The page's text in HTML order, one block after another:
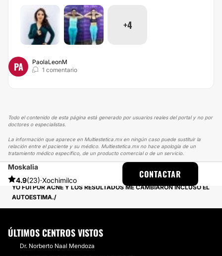
+4
PA
PaolaLeonM
1 comentario
Todo el contenido de esta página está generado por usuarios reales del portal y no por
doctores o especialistas.
La información que aparece en Multiestetica.mx en ningún caso puede sustituir la
relación entre el paciente y su médico. Multiestetica.mx no hace apología de un
tratamiento médico específico, de un producto comercial o de un servicio.
Moskalia
4.9(23)·Xochimilco
CONTACTAR
MULTIESTETICA
EXPERIENCIAS SOBRE TRATAMIENTO ANTIACNÉ
YO FUI POR ACNÉ Y LOS RESULTADOS ME CAMBIARON INCLUSO EL
AUTOESTIMA.
ÚLTIMOS CENTROS VISTOS
Dr. Norberto Naal Mendoza